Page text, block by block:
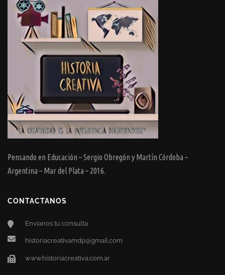
Pensando en Educación – Sergio Obregón y Martín Córdoba –
Argentina – Mar del Plata – 2016.
CONTACTANOS
Envianos tu consulta
historiacreativamdp@gmail.com
www.historiacreativa.com.ar